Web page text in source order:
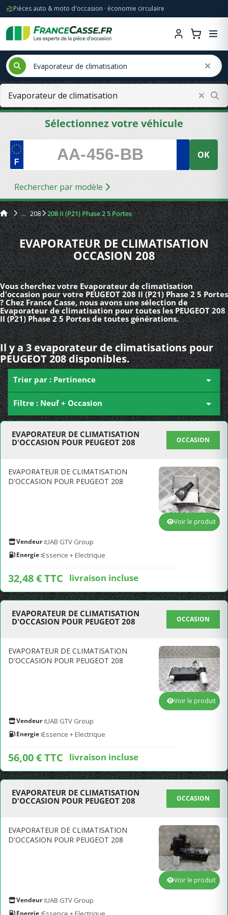
Pièces auto & moto d'occasion · économie circulaire
Sélectionnez votre véhicule
OK
Rechercher par modèle
208 208 II (P21) Phase 2 5 Portes
EVAPORATEUR DE CLIMATISATION
OCCASION 208
Vous cherchez votre Evaporateur de climatisation
d'occasion pour votre PEUGEOT 208 II (P21) Phase 2 5 Portes
? Chez France Casse, nous avons une sélection de
Evaporateur de climatisation pour toutes les PEUGEOT 208
II (P21) Phase 2 5 Portes de toutes générations.
Il y a 3 evaporateur de climatisations pour
PEUGEOT 208 disponibles.
Trier par : Pertinence 
Filtre : Neuf + Occasion 
EVAPORATEUR DE CLIMATISATION
D'OCCASION POUR PEUGEOT 208
OCCASION
EVAPORATEUR DE CLIMATISATION
D'OCCASION POUR PEUGEOT 208
Vendeur :UAB GTV Group
Energie :Essence + Electrique
32,48 € TTC livraison incluse
Voir le produit
EVAPORATEUR DE CLIMATISATION
D'OCCASION POUR PEUGEOT 208
OCCASION
EVAPORATEUR DE CLIMATISATION
D'OCCASION POUR PEUGEOT 208
Vendeur :UAB GTV Group
Energie :Essence + Electrique
56,00 € TTC livraison incluse
Voir le produit
EVAPORATEUR DE CLIMATISATION
D'OCCASION POUR PEUGEOT 208
OCCASION
EVAPORATEUR DE CLIMATISATION
D'OCCASION POUR PEUGEOT 208
Vendeur :UAB GTV Group
Energie :
Voir le produit